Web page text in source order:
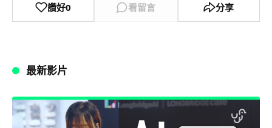
讚好0 看留言 分享
最新影片